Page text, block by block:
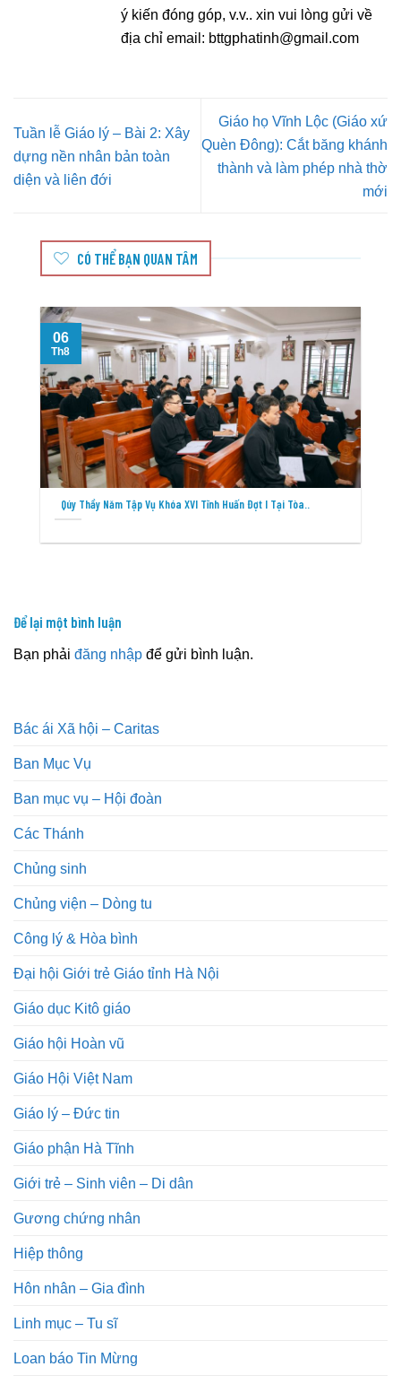
ý kiến đóng góp, v.v.. xin vui lòng gửi về
địa chỉ email: bttgphatinh@gmail.com
Tuần lễ Giáo lý – Bài 2: Xây
dựng nền nhân bản toàn
diện và liên đới
Giáo họ Vĩnh Lộc (Giáo xứ
Quèn Đông): Cắt băng khánh
thành và làm phép nhà thờ
mới
CÓ THỂ BẠN QUAN TÂM
Qúy Thầy Năm Tập Vụ Khóa XVI Tĩnh Huấn Đợt I Tại Tòa..
06
Th8
Để lại một bình luận
Bạn phải đăng nhập để gửi bình luận.
Bác ái Xã hội – Caritas
Ban Mục Vụ
Ban mục vụ – Hội đoàn
Các Thánh
Chủng sinh
Chủng viện – Dòng tu
Công lý & Hòa bình
Đại hội Giới trẻ Giáo tỉnh Hà Nội
Giáo dục Kitô giáo
Giáo hội Hoàn vũ
Giáo Hội Việt Nam
Giáo lý – Đức tin
Giáo phận Hà Tĩnh
Giới trẻ – Sinh viên – Di dân
Gương chứng nhân
Hiệp thông
Hôn nhân – Gia đình
Linh mục – Tu sĩ
Loan báo Tin Mừng